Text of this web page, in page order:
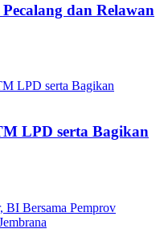
dan Relawan
LPD serta Bagikan